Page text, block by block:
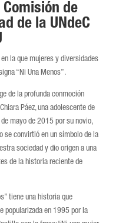
de
de la UNdeC
la que mujeres y diversidades
“Ni Una Menos”.
de la profunda conmoción
Páez, una adolescente de
mayo de 2015 por su novio,
se convirtió en un símbolo de la
sociedad y dio origen a una
de la historia reciente de
tiene una historia que
popularizada en 1995 por la